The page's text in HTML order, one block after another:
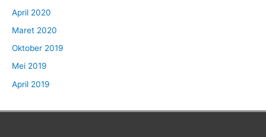
April 2020
Maret 2020
Oktober 2019
Mei 2019
April 2019